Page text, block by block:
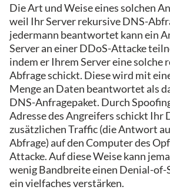
Die Art und Weise eines solchen
weil Ihr Server rekursive DNS-
jedermann beantwortet kann ein
Server an einer DDoS-Attacke
indem er Ihrem Server eine solche
Abfrage schickt. Diese wird mit
Menge an Daten beantwortet als
DNS-Anfragepaket. Durch
Adresse des Angreifers schickt Ihr
zusätzlichen Traffic (die Antwort
Abfrage) auf den Computer des
Attacke. Auf diese Weise kann
wenig Bandbreite einen Denial-
ein vielfaches verstärken.